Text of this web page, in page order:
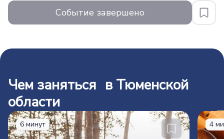
Событие завершено
Чем заняться в Тюменской
области
6 минут 4